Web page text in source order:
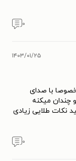
۰
۱۴۰۳/۰۱/۲۵
با صدای
چندان میکنه
نکات طلایی زیادی
۰